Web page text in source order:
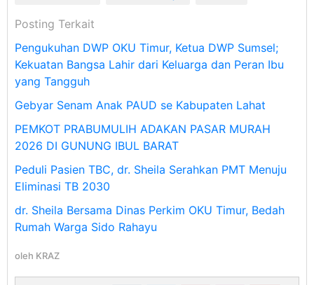
Posting Terkait
Pengukuhan DWP OKU Timur, Ketua DWP Sumsel;
Kekuatan Bangsa Lahir dari Keluarga dan Peran Ibu
yang Tangguh
Gebyar Senam Anak PAUD se Kabupaten Lahat
PEMKOT PRABUMULIH ADAKAN PASAR MURAH
2026 DI GUNUNG IBUL BARAT
Peduli Pasien TBC, dr. Sheila Serahkan PMT Menuju
Eliminasi TB 2030
dr. Sheila Bersama Dinas Perkim OKU Timur, Bedah
Rumah Warga Sido Rahayu
oleh KRAZ